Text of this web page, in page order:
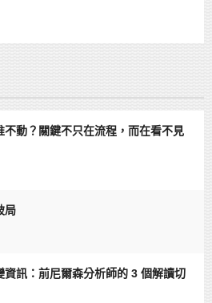
不動？關鍵不只在流程，而在看不見
局
資訊：前尼爾森分析師的 3 個解讀切